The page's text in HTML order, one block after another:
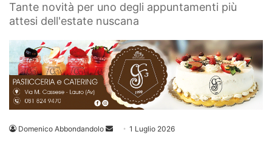
Tante novità per uno degli appuntamenti più
attesi dell'estate nuscana
Domenico Abbondandolo
Invia 1 Luglio 2026